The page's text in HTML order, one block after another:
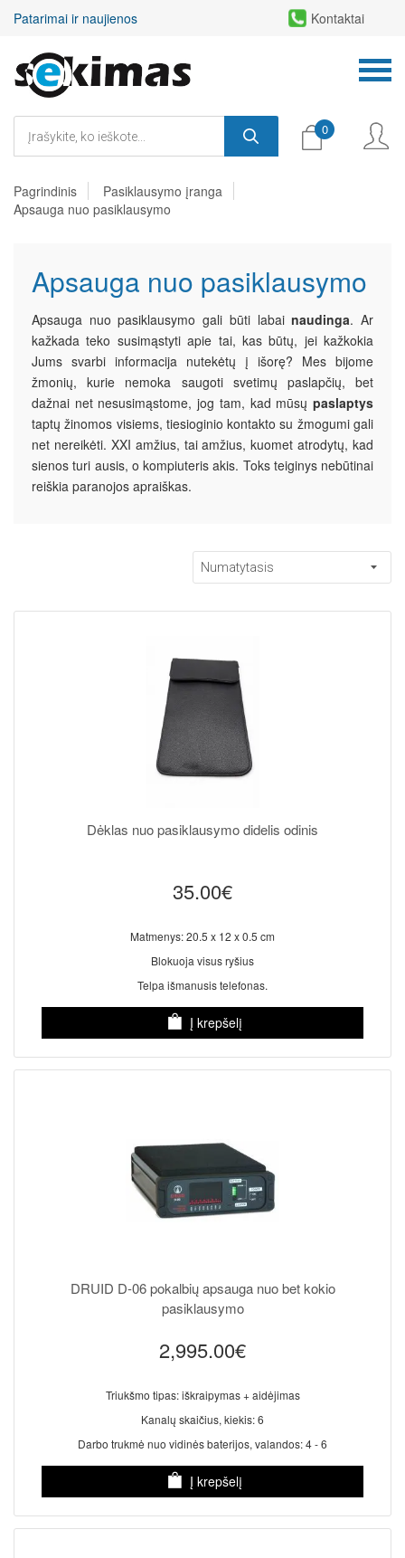
Kontaktai
Patarimai ir naujienos
0
Pagrindinis
Pasiklausymo įranga
Apsauga nuo pasiklausymo
Apsauga nuo pasiklausymo
Apsauga nuo pasiklausymo gali būti labainaudinga. Ar
kažkada teko susimąstyti apie tai, kas būtų, jei kažkokia
Jums svarbi informacija nutekėtų į išorę? Mes bijome
žmonių, kurie nemoka saugoti svetimų paslapčių, bet
dažnai net nesusimąstome, jog tam, kad mūsų paslaptys
taptų žinomos visiems, tiesioginio kontakto su žmogumi gali
net nereikėti. XXI amžius, tai amžius, kuomet atrodytų, kad
sienos turi ausis, o kompiuteris akis. Toks teiginys nebūtinai
reiškia paranojos apraiškas.
Dėklas nuo pasiklausymo didelis odinis
35.00€
Matmenys: 20.5 x 12 x 0.5 cm
Blokuoja visus ryšius
Telpa išmanusis telefonas.
Į krepšelį
DRUID D-06 pokalbių apsauga nuo bet kokio
pasiklausymo
2,995.00€
Triukšmo tipas: iškraipymas + aidėjimas
Kanalų skaičius, kiekis: 6
Darbo trukmė nuo vidinės baterijos, valandos: 4 - 6
Į krepšelį